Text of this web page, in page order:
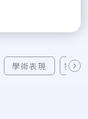
學術表現 獲補
下一則